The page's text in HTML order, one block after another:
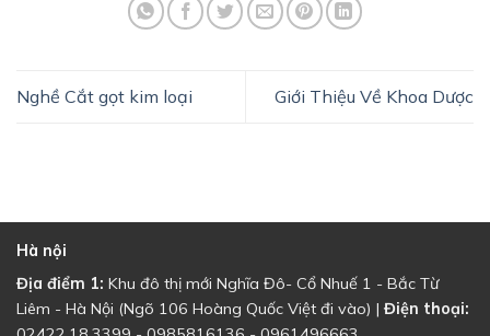
Nghề Cắt gọt kim loại Giới Thiệu Về Khoa Dược
Hà nội
Địa điểm 1: Khu đô thị mới Nghĩa Đô- Cổ Nhuế 1 - Bắc Từ
Liêm - Hà Nội (Ngõ 106 Hoàng Quốc Việt đi vào) | Điện thoại: